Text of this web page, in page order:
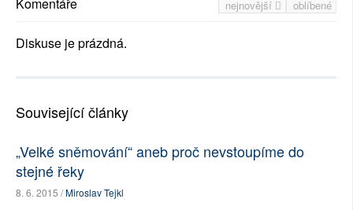
nejnovější oblíbené
Komentáře
Diskuse je prázdná.
Související články
„Velké sněmování“ aneb proč nevstoupíme do
stejné řeky
8. 6. 2015 /Miroslav Tejkl